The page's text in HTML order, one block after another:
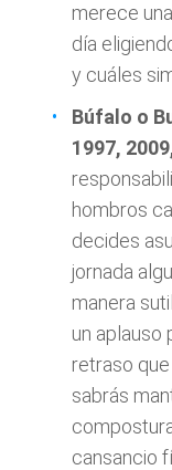
merece
día
y cuáles
Búfalo o
1997,
hombros
decides
jornada
manera
un aplauso
retraso
sabrás
cansancio